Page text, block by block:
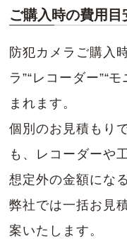
ご購入時の費用目
防犯カメラご購入
ラ”“レコーダー”“
まれます。
個別のお見積もり
も、レコーダーや
想定外の金額にな
弊社では一括お見
案いたします。